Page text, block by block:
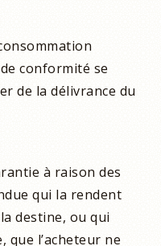
conformité se
de la délivrance du
à raison des
qui la rendent
destine, ou qui
que l’acheteur ne